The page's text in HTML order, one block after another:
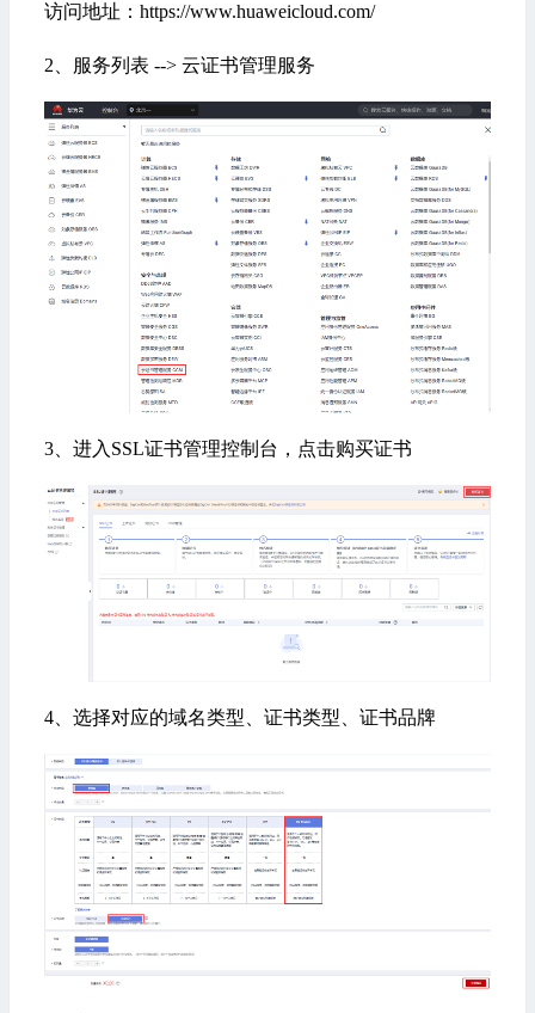
访问地址：https://www.huaweicloud.com/
2、服务列表 --> 云证书管理服务
3、进入SSL证书管理控制台，点击购买证书
4、选择对应的域名类型、证书类型、证书品牌